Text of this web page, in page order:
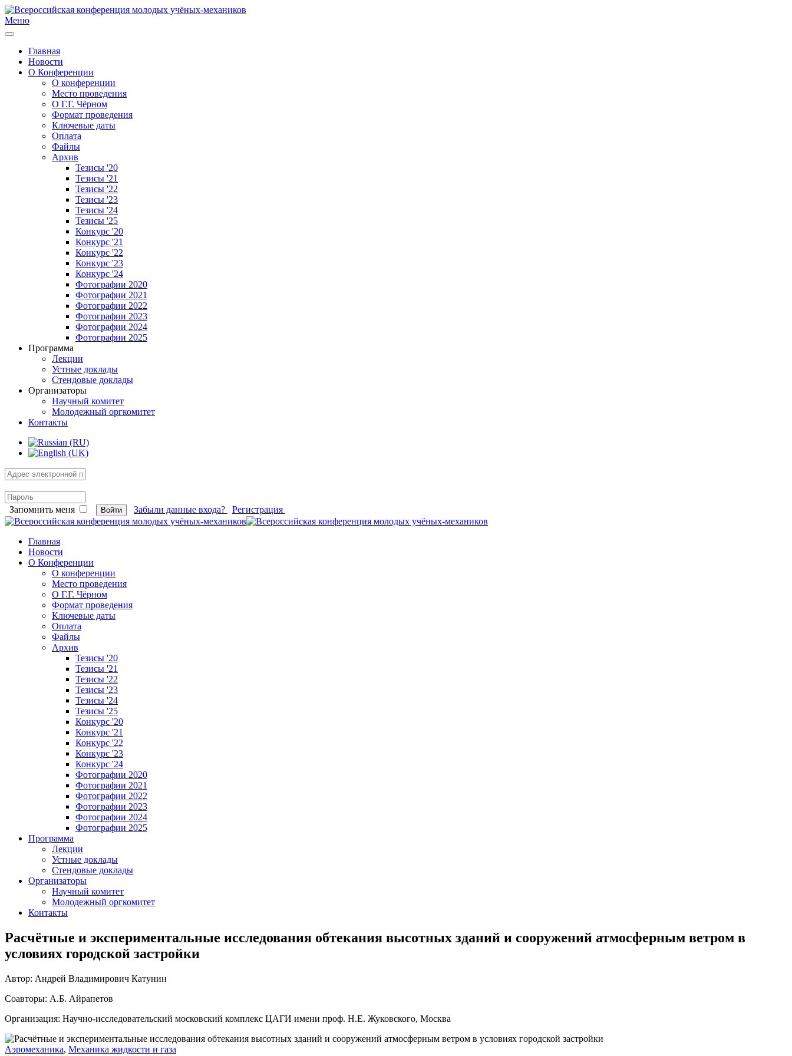
Меню
Главная
Новости
О Конференции
О конференции
Место проведения
О Г.Г. Чёрном
Формат проведения
Ключевые даты
Оплата
Файлы
Архив
Тезисы '20
Тезисы '21
Тезисы '22
Тезисы '23
Тезисы '24
Тезисы '25
Конкурс '20
Конкурс '21
Конкурс '22
Конкурс '23
Конкурс '24
Фотографии 2020
Фотографии 2021
Фотографии 2022
Фотографии 2023
Фотографии 2024
Фотографии 2025
Программа
Лекции
Устные доклады
Стендовые доклады
Организаторы
Научный комитет
Молодежный оргкомитет
Контакты
Запомнить меня Войти Забыли данные входа? Регистрация
Главная
Новости
О Конференции
О конференции
Место проведения
О Г.Г. Чёрном
Формат проведения
Ключевые даты
Оплата
Файлы
Архив
Тезисы '20
Тезисы '21
Тезисы '22
Тезисы '23
Тезисы '24
Тезисы '25
Конкурс '20
Конкурс '21
Конкурс '22
Конкурс '23
Конкурс '24
Фотографии 2020
Фотографии 2021
Фотографии 2022
Фотографии 2023
Фотографии 2024
Фотографии 2025
Программа
Лекции
Устные доклады
Стендовые доклады
Организаторы
Научный комитет
Молодежный оргкомитет
Контакты
Расчётные и экспериментальные исследования обтекания высотных зданий и сооружений атмосферным ветром в
условиях городской застройки
Автор: Андрей Владимирович Катунин
Соавторы: А.Б. Айрапетов
Организация: Научно-исследовательский московский комплекс ЦАГИ имени проф. Н.Е. Жуковского, Москва
Аэромеханика, Механика жидкости и газа